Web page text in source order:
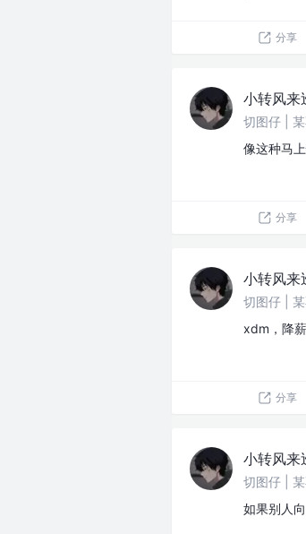
分享
小转风来
切图仔 |
像这种马
分享
小转风来
切图仔 |
xdm，降
分享
小转风来
切图仔 |
如果别人